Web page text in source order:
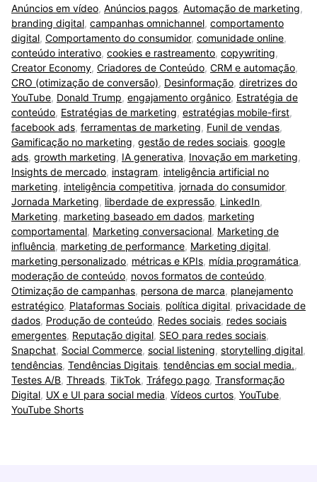
Anúncios em vídeo, Anúncios pagos, Automação de marketing,
branding digital, campanhas omnichannel, comportamento
digital, Comportamento do consumidor, comunidade online,
conteúdo interativo, cookies e rastreamento, copywriting,
Creator Economy, Criadores de Conteúdo, CRM e automação,
CRO (otimização de conversão), Desinformação, diretrizes do
YouTube, Donald Trump, engajamento orgânico, Estratégia de
conteúdo, Estratégias de marketing, estratégias mobile-first,
facebook ads, ferramentas de marketing, Funil de vendas,
Gamificação no marketing, gestão de redes sociais, google
ads, growth marketing, IA generativa, Inovação em marketing,
Insights de mercado, instagram, inteligência artificial no
marketing, inteligência competitiva, jornada do consumidor,
Jornada Marketing, liberdade de expressão, LinkedIn,
Marketing, marketing baseado em dados, marketing
comportamental, Marketing conversacional, Marketing de
influência, marketing de performance, Marketing digital,
marketing personalizado, métricas e KPIs, mídia programática,
moderação de conteúdo, novos formatos de conteúdo,
Otimização de campanhas, persona de marca, planejamento
estratégico, Plataformas Sociais, política digital, privacidade de
dados, Produção de conteúdo, Redes sociais, redes sociais
emergentes, Reputação digital, SEO para redes sociais,
Snapchat, Social Commerce, social listening, storytelling digital,
tendências, Tendências Digitais, tendências em social media.,
Testes A/B, Threads, TikTok, Tráfego pago, Transformação
Digital, UX e UI para social media, Vídeos curtos, YouTube,
YouTube Shorts